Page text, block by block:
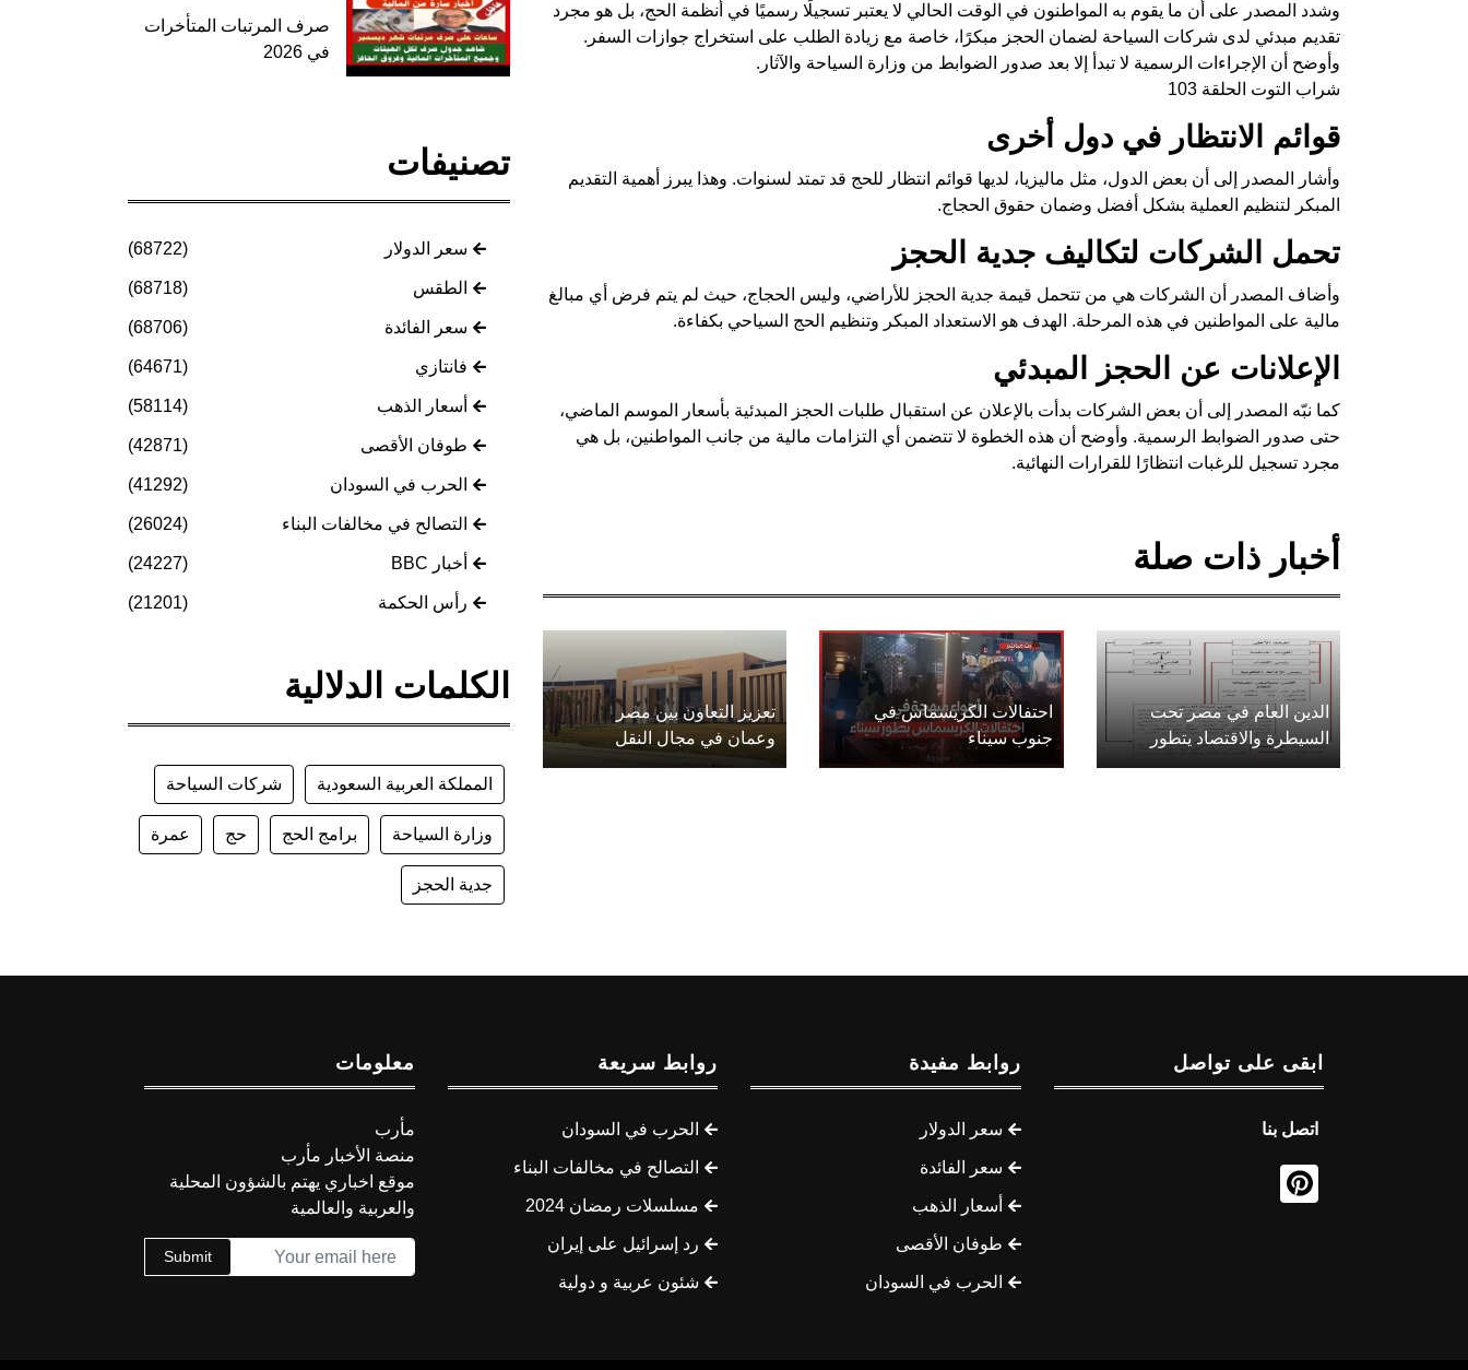
وشدد المصدر على أن ما يقوم به المواطنون في الوقت الحالي لا يعتبر تسجيلًا رسميًا في أنظمة الحج، بل هو مجرد
تقديم مبدئي لدى شركات السياحة لضمان الحجز مبكرًا، خاصة مع زيادة الطلب على استخراج جوازات السفر.
وأوضح أن الإجراءات الرسمية لا تبدأ إلا بعد صدور الضوابط من وزارة السياحة والآثار.
شراب التوت الحلقة 103
قوائم الانتظار في دول أخرى
وأشار المصدر إلى أن بعض الدول، مثل ماليزيا، لديها قوائم انتظار للحج قد تمتد لسنوات. وهذا يبرز أهمية التقديم
المبكر لتنظيم العملية بشكل أفضل وضمان حقوق الحجاج.
تحمل الشركات لتكاليف جدية الحجز
وأضاف المصدر أن الشركات هي من تتحمل قيمة جدية الحجز للأراضي، وليس الحجاج، حيث لم يتم فرض أي مبالغ
مالية على المواطنين في هذه المرحلة. الهدف هو الاستعداد المبكر وتنظيم الحج السياحي بكفاءة.
الإعلانات عن الحجز المبدئي
كما نبّه المصدر إلى أن بعض الشركات بدأت بالإعلان عن استقبال طلبات الحجز المبدئية بأسعار الموسم الماضي،
حتى صدور الضوابط الرسمية. وأوضح أن هذه الخطوة لا تتضمن أي التزامات مالية من جانب المواطنين، بل هي
مجرد تسجيل للرغبات انتظارًا للقرارات النهائية.
أخبار ذات صلة
الدين العام في مصر تحت
السيطرة والاقتصاد يتطور
احتفالات الكريسماس في
جنوب سيناء
تعزيز التعاون بين مصر
وعمان في مجال النقل
صرف المرتبات المتأخرات
في 2026
تصنيفات
سعر الدولار (68722)
الطقس (68718)
سعر الفائدة (68706)
فانتازي (64671)
أسعار الذهب (58114)
طوفان الأقصى (42871)
الحرب في السودان (41292)
التصالح في مخالفات البناء (26024)
أخبار BBC (24227)
رأس الحكمة (21201)
الكلمات الدلالية
المملكة العربية السعودية شركات السياحة
وزارة السياحة برامج الحج حج عمرة
جدية الحجز
ابقى على تواصل
اتصل بنا
روابط مفيدة
سعر الدولار
سعر الفائدة
أسعار الذهب
طوفان الأقصى
الحرب في السودان
روابط سريعة
الحرب في السودان
التصالح في مخالفات البناء
مسلسلات رمضان 2024
رد إسرائيل على إيران
شئون عربية و دولية
معلومات
مأرب
منصة الأخبار مأرب
موقع اخباري يهتم بالشؤون المحلية
والعربية والعالمية
Submit